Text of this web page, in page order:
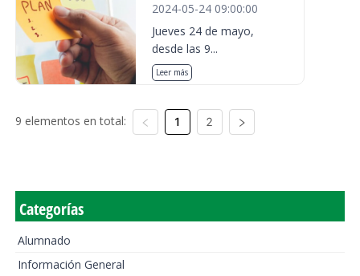
2024-05-24 09:00:00
Jueves 24 de mayo,
desde las 9...
Leer más
9 elementos en total: 1 2
Categorías
Alumnado
Información General